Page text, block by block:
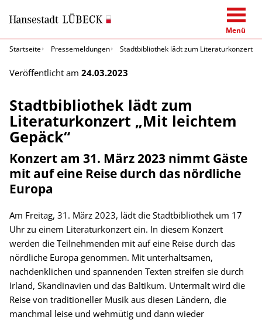
Menü
Startseite
Pressemeldungen Stadtbibliothek lädt zum Literaturkonzert
Veröffentlicht am 24.03.2023
Stadtbibliothek lädt zum
Literaturkonzert „Mit leichtem
Gepäck“
Konzert am 31. März 2023 nimmt Gäste
mit auf eine Reise durch das nördliche
Europa
Am Freitag, 31. März 2023, lädt die Stadtbibliothek um 17
Uhr zu einem Literaturkonzert ein. In diesem Konzert
werden die Teilnehmenden mit auf eine Reise durch das
nördliche Europa genommen. Mit unterhaltsamen,
nachdenklichen und spannenden Texten streifen sie durch
Irland, Skandinavien und das Baltikum. Untermalt wird die
Reise von traditioneller Musik aus diesen Ländern, die
manchmal leise und wehmütig und dann wieder